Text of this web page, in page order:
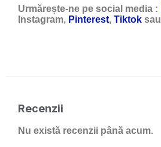
Urmărește-ne pe social media :
Instagram, Pinterest, Tiktok sau
Recenzii
Nu există recenzii până acum.